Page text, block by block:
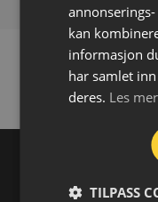
kan
informasjon
har samlet
deres. Les mer
TILPASS